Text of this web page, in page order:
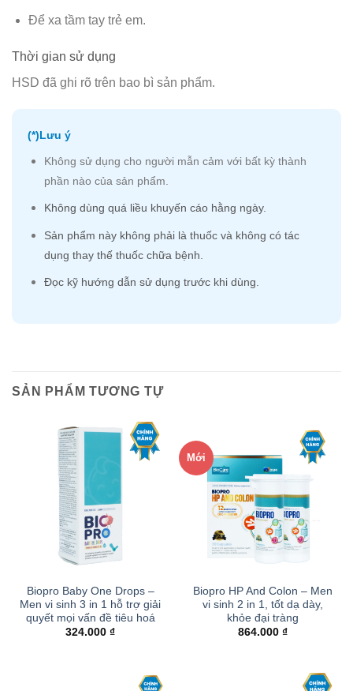
Để xa tầm tay trẻ em.
Thời gian sử dụng
HSD đã ghi rõ trên bao bì sản phẩm.
(*)Lưu ý
Không sử dụng cho người mẫn cảm với bất kỳ thành
phần nào của sản phẩm.
Không dùng quá liều khuyến cáo hằng ngày.
Sản phẩm này không phải là thuốc và không có tác
dụng thay thế thuốc chữa bệnh.
Đọc kỹ hướng dẫn sử dụng trước khi dùng.
SẢN PHẨM TƯƠNG TỰ
Biopro Baby One Drops –
Men vi sinh 3 in 1 hỗ trợ giải
quyết mọi vấn đề tiêu hoá
324.000 ₫
Mới
Biopro HP And Colon – Men
vi sinh 2 in 1, tốt dạ dày,
khỏe đại tràng
864.000 ₫